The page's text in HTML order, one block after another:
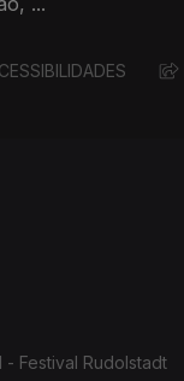
Festival Rudolstadt